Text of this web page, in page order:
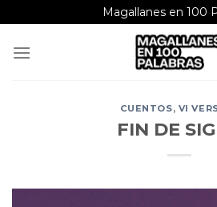
al
contenido
Magallanes en 100
CUENTOS, VI
FIN DE